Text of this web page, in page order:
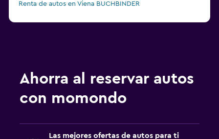
Renta de autos en Viena BUCHBINDER
Ahorra al reservar autos
con momondo
Las mejores ofertas de autos para ti